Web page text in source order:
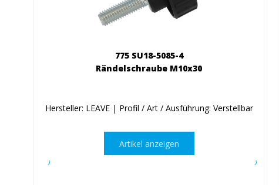
775 SU18-5085-4
Rändelschraube M10x30
Hersteller: LEAVE | Profil / Art / Ausführung: Verstellbar
Artikel anzeigen